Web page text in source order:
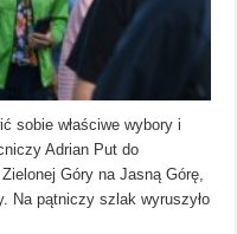
sobie właściwe wybory i
Adrian Put do
Góry na Jasną Górę,
Na pątniczy szlak wyruszyło